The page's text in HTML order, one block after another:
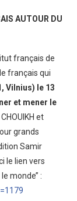
AUTOUR DU
français de
français qui
Vilnius) le 13
et mener le
et
grands
Samir
le lien vers
monde’’ :